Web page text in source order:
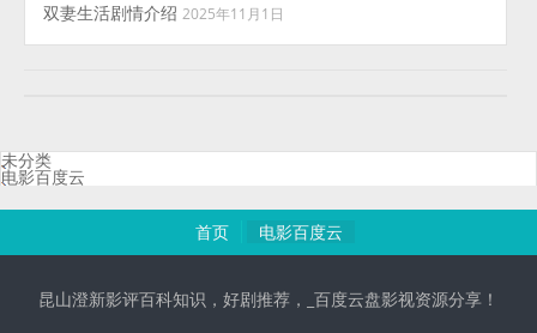
双妻生活剧情介绍 2025年11月1日
未分类
电影百度云
首页 电影百度云
昆山澄新影评百科知识，好剧推荐，_百度云盘影视资源分享！